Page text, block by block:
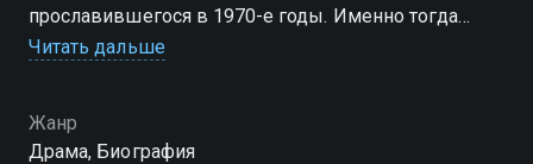
прославившегося в 1970-е годы. Именно тогда
мощного и быстрого защитника заметили
путь героя.
Читать дальше
Жанр
Драма, Биография